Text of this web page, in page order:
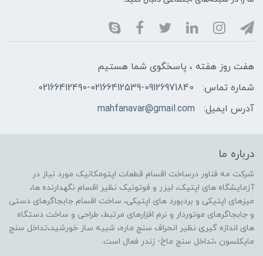
هفت روز هفته ، پاسخگوی شما هستیم
شماره تماس:
02166412490-02166412539-09126971840
آدرس ایمیل:
mahfanavar@gmail.com
درباره ما
شرکت مه فناور درساخت اقسام قطعات اپتومکانیک مورد نیاز در
آزمایشگاه های اپتیک، لیزر و فوتونیک نظیر اقسام نگهدارنده ها،
میزهای اپتیکی و بردبورد های اپتیکی، ساخت اقسام جابجاگرهای دستی
و جابجاگرهای موتوردار و نرم افزارهای مرتبط، طراحی و ساخت دستگاه
های اندازه گیری نظیر انحراف سنج ماره، شبیه ساز خورشید،تداخل سنج
مایکلسون ،تداخل سنج ماخ- زندر فعال است.